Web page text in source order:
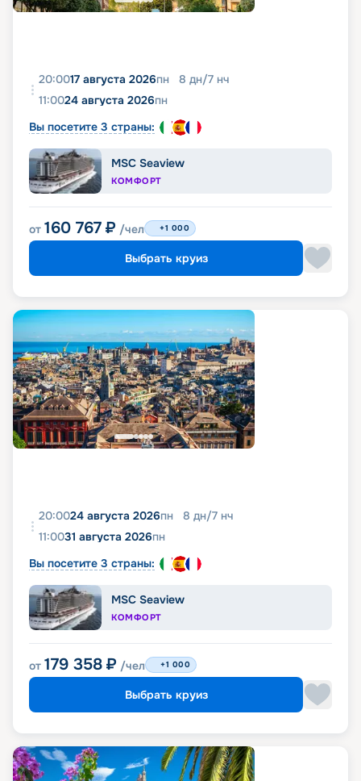
20:0017 августа 2026пн 8 дн/7 нч
11:0024 августа 2026пн
Вы посетите 3 страны:
MSC Seaview
КОМФОРТ
от 160 767 ₽ /чел +1 000
Выбрать круиз
20:0024 августа 2026пн 8 дн/7 нч
11:0031 августа 2026пн
Вы посетите 3 страны:
MSC Seaview
КОМФОРТ
от 179 358 ₽ /чел +1 000
Выбрать круиз